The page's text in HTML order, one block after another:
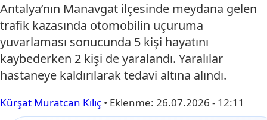
Antalya’nın Manavgat ilçesinde meydana gelen
trafik kazasında otomobilin uçuruma
yuvarlaması sonucunda 5 kişi hayatını
kaybederken 2 kişi de yaralandı. Yaralılar
hastaneye kaldırılarak tedavi altına alındı.
Kürşat Muratcan Kılıç • Eklenme: 26.07.2026 - 12:11